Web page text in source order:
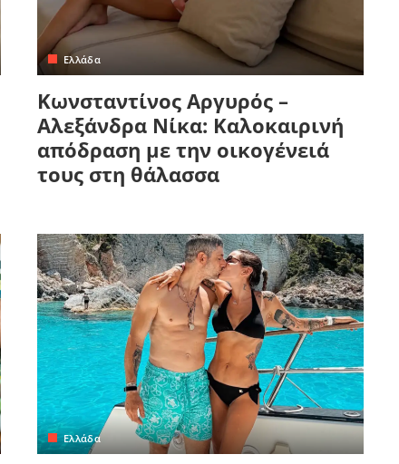
Ελλάδα
Κωνσταντίνος Αργυρός –
Αλεξάνδρα Νίκα: Καλοκαιρινή
απόδραση με την οικογένειά
τους στη θάλασσα
Ελλάδα